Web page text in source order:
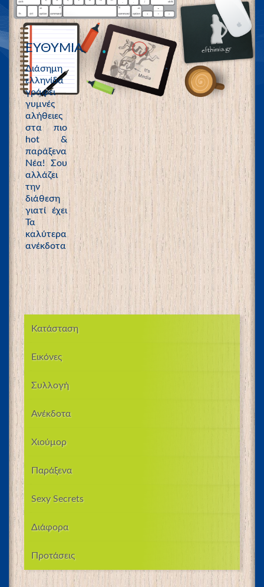
ΕΥΘΥΜΙΑ
Διάσημη
ελληνίδα
γράφει
γυμνές
αλήθειες
στα πιο
hot &
παράξενα
Νέα! Σου
αλλάζει
την
διάθεση
γιατί έχει
Τα
καλύτερα
ανέκδοτα
Κατάσταση
Εικόνες
Συλλογή
Ανέκδοτα
Χιούμορ
Παράξενα
Sexy Secrets
Διάφορα
Προτάσεις